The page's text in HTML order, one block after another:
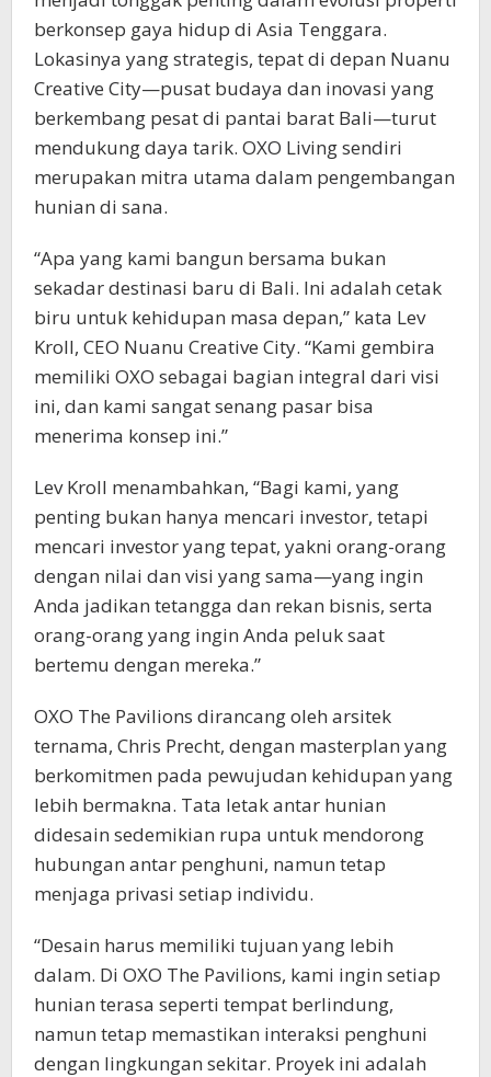
berkonsep gaya hidup di Asia Tenggara.
Lokasinya yang strategis, tepat di depan Nuanu
Creative City—pusat budaya dan inovasi yang
berkembang pesat di pantai barat Bali—turut
mendukung daya tarik. OXO Living sendiri
merupakan mitra utama dalam pengembangan
hunian di sana.
“Apa yang kami bangun bersama bukan
sekadar destinasi baru di Bali. Ini adalah cetak
biru untuk kehidupan masa depan,” kata Lev
Kroll, CEO Nuanu Creative City. “Kami gembira
memiliki OXO sebagai bagian integral dari visi
ini, dan kami sangat senang pasar bisa
menerima konsep ini.”
Lev Kroll menambahkan, “Bagi kami, yang
penting bukan hanya mencari investor, tetapi
mencari investor yang tepat, yakni orang-orang
dengan nilai dan visi yang sama—yang ingin
Anda jadikan tetangga dan rekan bisnis, serta
orang-orang yang ingin Anda peluk saat
bertemu dengan mereka.”
OXO The Pavilions dirancang oleh arsitek
ternama, Chris Precht, dengan masterplan yang
berkomitmen pada pewujudan kehidupan yang
lebih bermakna. Tata letak antar hunian
didesain sedemikian rupa untuk mendorong
hubungan antar penghuni, namun tetap
menjaga privasi setiap individu.
“Desain harus memiliki tujuan yang lebih
dalam. Di OXO The Pavilions, kami ingin setiap
hunian terasa seperti tempat berlindung,
namun tetap memastikan interaksi penghuni
dengan lingkungan sekitar. Proyek ini adalah